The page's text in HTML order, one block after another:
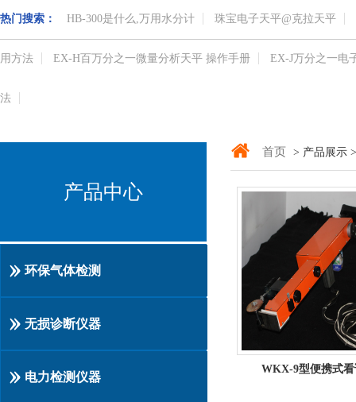
热门搜索： HB-300是什么,万用水分计 珠宝电子天平@克拉天平
用方法 EX-H百万分之一微量分析天平 操作手册 EX-J万分之一电
法
产品中心
环保气体检测
无损诊断仪器
电力检测仪器
首页 > 产品展示
WKX-9型便携式